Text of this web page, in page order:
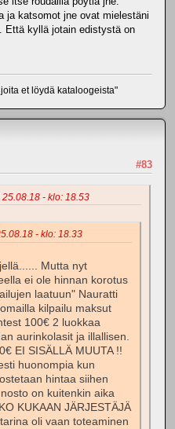
ja katsomot jne ovat mielestäni
Että kyllä jotain edistystä on
et löydä kataloogeista"
#83
- klo: 18.53
- klo: 18.33
Mutta nyt
ei ole hinnan korotus
laatuun" Nauratti
kilpailu maksut
100€ 2 luokkaa
aurinkolasit ja illallisen.
EI SISÄLLÄ MUUTA !!
huonompia kun
hintaa siihen
on kuitenkin aika
KUKAAN JÄRJESTÄJÄ
oli vaan toteaminen